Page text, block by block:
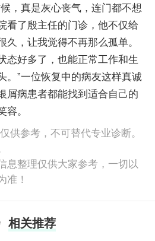
，真是灰心丧气，连门都不想
看了殷主任的门诊，他不仅给
久，让我觉得不再那么孤单。
态好多了，也能正常工作和生
。”一位恢复中的病友这样真诚
屑病患者都能找到适合自己的
容。
供参考，不可替代专业诊断。
息整理仅供大家参考，一切以
准！
相关推荐